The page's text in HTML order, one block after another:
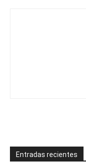
Entradas recientes